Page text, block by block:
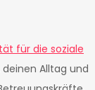
für die soziale
deinen Alltag und